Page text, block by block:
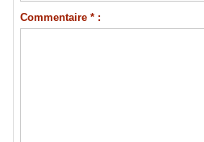
Commentaire * :